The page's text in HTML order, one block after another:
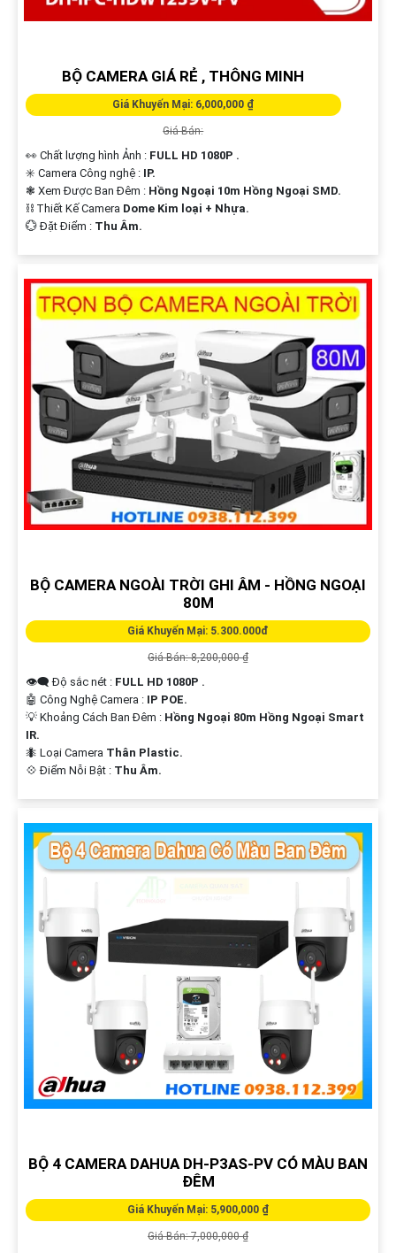
BỘ CAMERA GIÁ RẺ , THÔNG MINH
Giá Khuyến Mại: 6,000,000 ₫
Giá Bán:
️
👀 Chất lượng hình Ảnh : FULL HD 1080P .
✳️ Camera Công nghệ : IP.
❃ Xem Được Ban Đêm : Hồng Ngoại 10m Hồng Ngoại SMD.
⛓ Thiết Kế Camera Dome Kim loại + Nhựa.
️💮 Đặt Điểm : Thu Âm.
BỘ CAMERA NGOÀI TRỜI GHI ÂM - HỒNG NGOẠI
80M
Giá Khuyến Mại: 5.300.000đ
Giá Bán: 8,200,000 ₫
👁️‍🗨 Độ sắc nét : FULL HD 1080P .
🤖️ Công Nghệ Camera : IP POE.
💡 Khoảng Cách Ban Đêm : Hồng Ngoại 80m Hồng Ngoại Smart
IR.
🐜 Loại Camera Thân Plastic.
️💠 Điểm Nỗi Bật : Thu Âm.
BỘ 4 CAMERA DAHUA DH-P3AS-PV CÓ MÀU BAN
ĐÊM
Giá Khuyến Mại: 5,900,000 ₫
Giá Bán: 7,000,000 ₫